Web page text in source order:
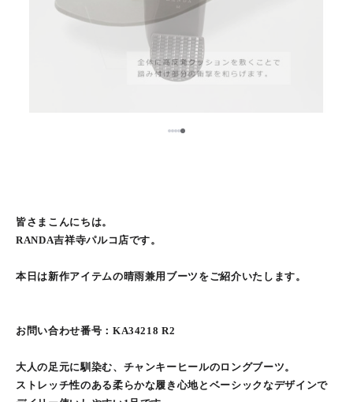
1234
皆さまこんにちは。
RANDA吉祥寺パルコ店です。
本日は新作アイテムの晴雨兼用ブーツをご紹介いたします。
お問い合わせ番号：KA34218 R2
大人の足元に馴染む、チャンキーヒールのロングブーツ。
ストレッチ性のある柔らかな履き心地とベーシックなデザインで